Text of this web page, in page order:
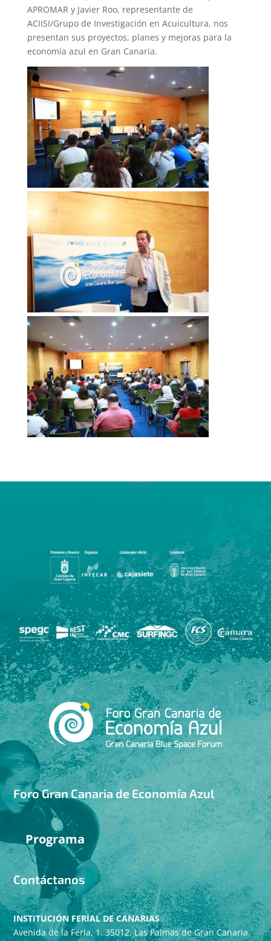
APROMAR y Javier Roo, representante de
ACIISI/Grupo de Investigación en Acuicultura, nos
presentan sus proyectos, planes y mejoras para la
economía azul en Gran Canaria.
Foro Gran Canaria de Economía Azul
Programa
Contáctanos
INSTITUCIÓN FERIAL DE CANARIAS
Avenida de la Feria, 1. 35012. Las Palmas de Gran Canaria.